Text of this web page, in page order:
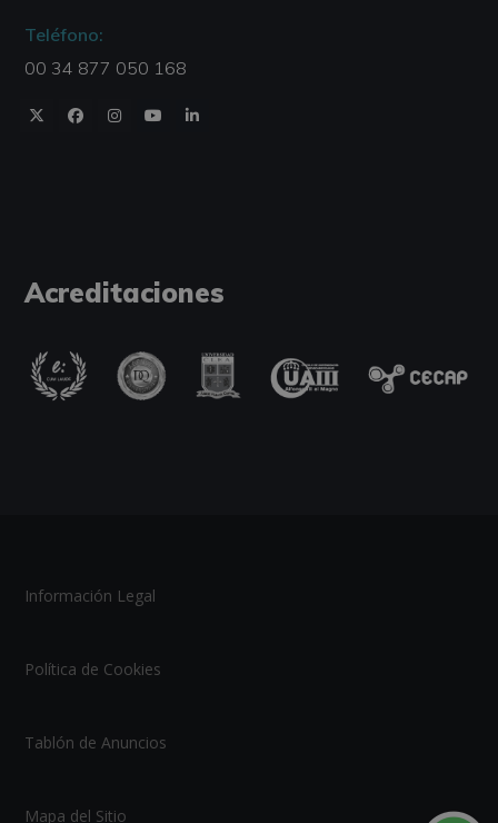
Teléfono:
00 34 877 050 168
Acreditaciones
Información Legal
Política de Cookies
Tablón de Anuncios
Mapa del Sitio